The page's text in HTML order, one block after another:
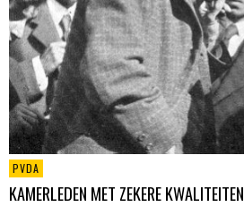
PVDA
KAMERLEDEN MET ZEKERE KWALITEITEN